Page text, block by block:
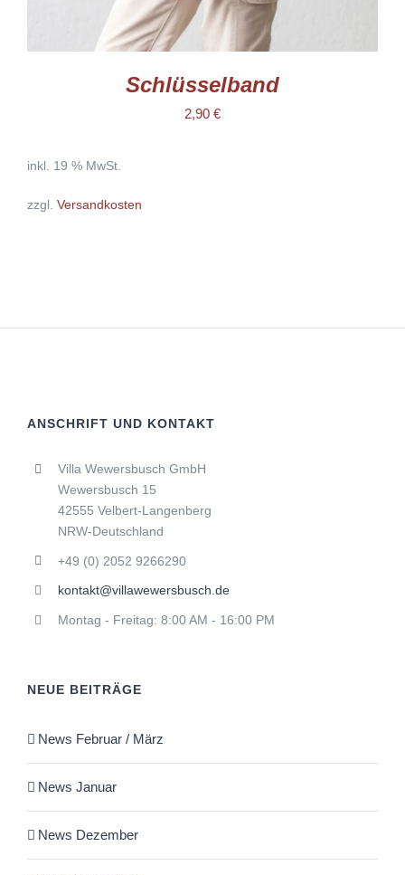
Schlüsselband
2,90 €
inkl. 19 % MwSt.
zzgl. Versandkosten
ANSCHRIFT UND KONTAKT
Villa Wewersbusch GmbH
Wewersbusch 15
42555 Velbert-Langenberg
NRW-Deutschland
+49 (0) 2052 9266290
kontakt@villawewersbusch.de
Montag - Freitag: 8:00 AM - 16:00 PM
NEUE BEITRÄGE
News Februar / März
News Januar
News Dezember